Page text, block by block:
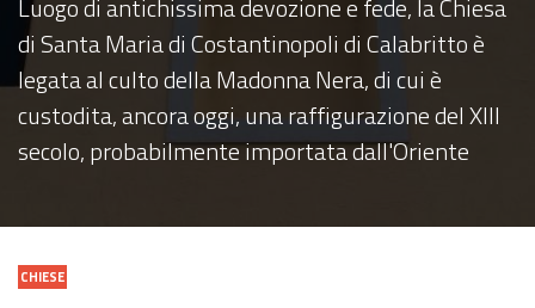
Luogo di antichissima devozione e fede, la Chiesa
di Santa Maria di Costantinopoli di Calabritto è
legata al culto della Madonna Nera, di cui è
custodita, ancora oggi, una raffigurazione del XIII
secolo, probabilmente importata dall'Oriente
CHIESE